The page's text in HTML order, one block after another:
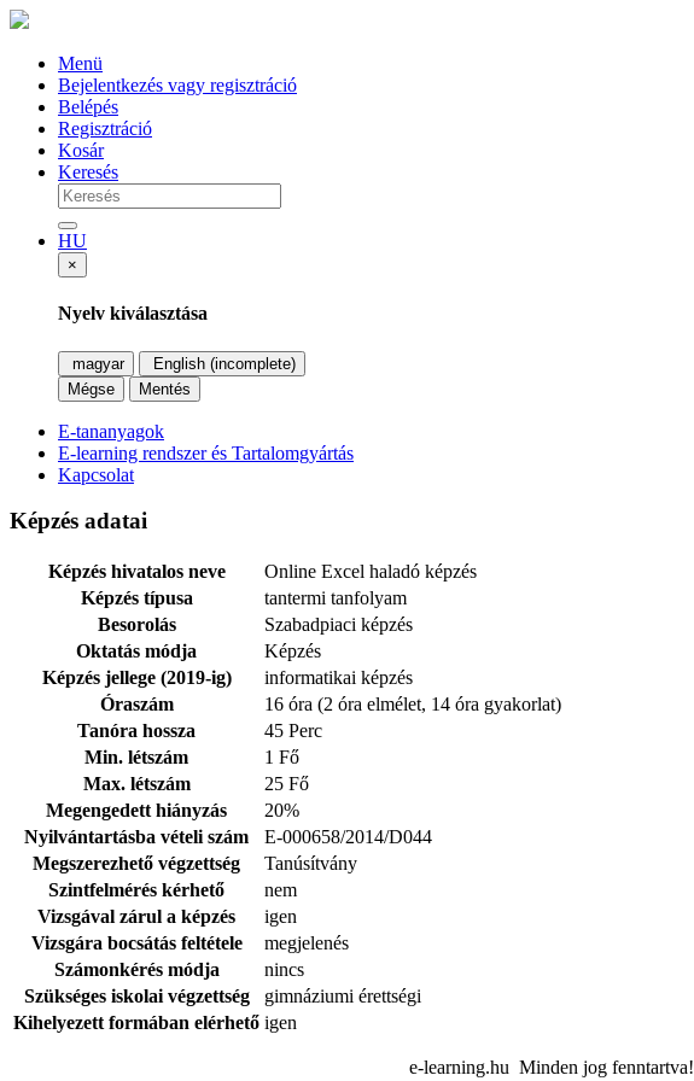
Menü
Bejelentkezés vagy regisztráció
Belépés
Regisztráció
Kosár
Keresés
HU
×
Nyelv kiválasztása
magyar
English (incomplete)
Mégse
Mentés
E-tananyagok
E-learning rendszer és Tartalomgyártás
Kapcsolat
Képzés adatai
Képzés hivatalos neve
Online Excel haladó képzés
Képzés típusa
tantermi tanfolyam
Besorolás
Szabadpiaci képzés
Oktatás módja
Képzés
Képzés jellege (2019-ig)
informatikai képzés
Óraszám
16 óra (2 óra elmélet, 14 óra gyakorlat)
Tanóra hossza
45 Perc
Min. létszám
1 Fő
Max. létszám
25 Fő
Megengedett hiányzás
20%
Nyilvántartásba vételi szám
E-000658/2014/D044
Megszerezhető végzettség
Tanúsítvány
Szintfelmérés kérhető
nem
Vizsgával zárul a képzés
igen
Vizsgára bocsátás feltétele
megjelenés
Számonkérés módja
nincs
Szükséges iskolai végzettség
gimnáziumi érettségi
Kihelyezett formában elérhető igen
e-learning.hu Minden jog fenntartva!